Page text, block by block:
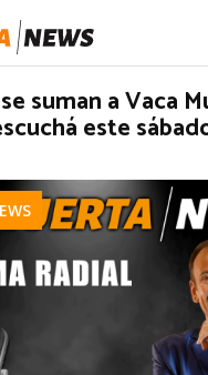
suman a Vaca
este